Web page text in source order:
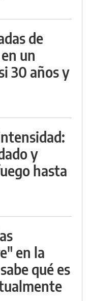
de
un
30 años y
y
hasta
en la
qué es